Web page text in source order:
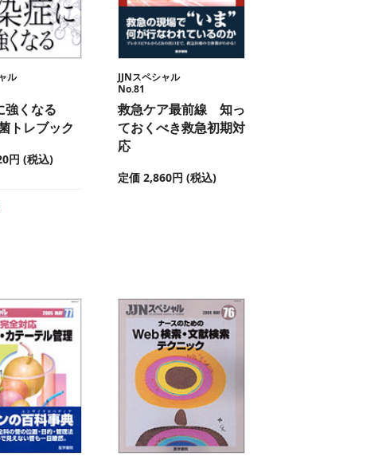
ル
強くなる
トレブック
円 (税込)
JJNスペシャル
No.81
救急ケア最前線 知っ
ておくべき救急初期対
応
定価 2,860円 (税込)